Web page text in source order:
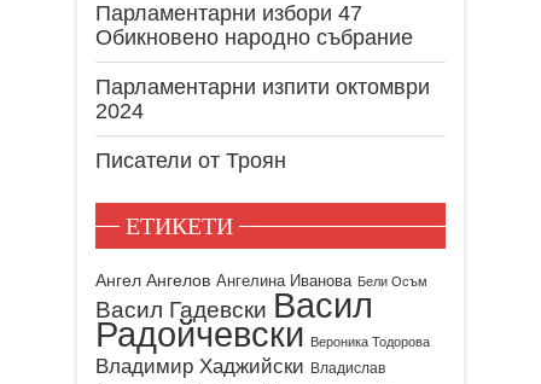
Парламентарни избори 47
Обикновено народно събрание
Парламентарни изпити октомври
2024
Писатели от Троян
ЕТИКЕТИ
Ангел Ангелов Ангелина Иванова Бели Осъм
Васил Гадевски Васил
Радойчевски Вероника Тодорова
Владимир Хаджийски Владислав